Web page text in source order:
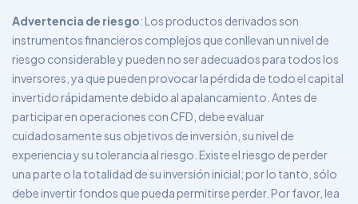
Advertencia de riesgo: Los productos derivados son
instrumentos financieros complejos que conllevan un nivel de
riesgo considerable y pueden no ser adecuados para todos los
inversores, ya que pueden provocar la pérdida de todo el capital
invertido rápidamente debido al apalancamiento. Antes de
participar en operaciones con CFD, debe evaluar
cuidadosamente sus objetivos de inversión, su nivel de
experiencia y su tolerancia al riesgo. Existe el riesgo de perder
una parte o la totalidad de su inversión inicial; por lo tanto, sólo
debe invertir fondos que pueda permitirse perder. Por favor, lea